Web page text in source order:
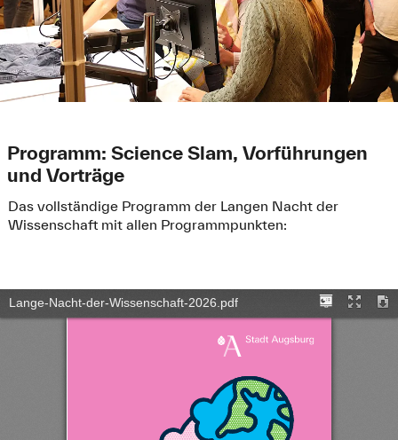
Programm: Science Slam, Vorführungen
und Vorträge
Das vollständige Programm der Langen Nacht der
Wissenschaft mit allen Programmpunkten: